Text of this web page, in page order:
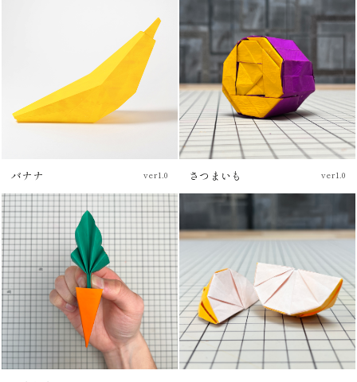
チュートリアル
バナナ ver1.0 さつまいも ver1.0